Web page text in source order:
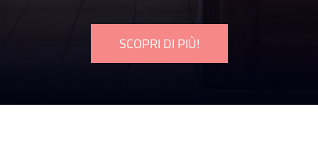
SCOPRI DI PIÙ!